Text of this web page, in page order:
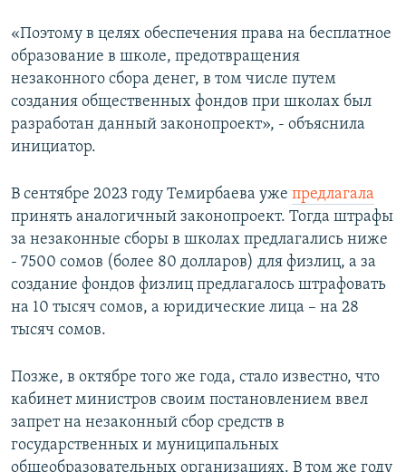
«Поэтому в целях обеспечения права на бесплатное
образование в школе, предотвращения
незаконного сбора денег, в том числе путем
создания общественных фондов при школах был
разработан данный законопроект», - объяснила
инициатор.
В сентябре 2023 году Темирбаева уже предлагала
принять аналогичный законопроект. Тогда штрафы
за незаконные сборы в школах предлагались ниже
- 7500 сомов (более 80 долларов) для физлиц, а за
создание фондов физлиц предлагалось штрафовать
на 10 тысяч сомов, а юридические лица – на 28
тысяч сомов.
Позже, в октябре того же года, стало известно, что
кабинет министров своим постановлением ввел
запрет на незаконный сбор средств в
государственных и муниципальных
общеобразовательных организациях. В том же году